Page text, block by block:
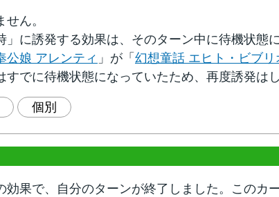
ん。
」に誘発する効果は、そのターン中に待機状態
公娘 アレンティ 」が「 幻想童話 エヒト・ビブリ
すでに待機状態になっていたため、再度誘発はし
個別
効果で、自分のターンが終了しました。このカ